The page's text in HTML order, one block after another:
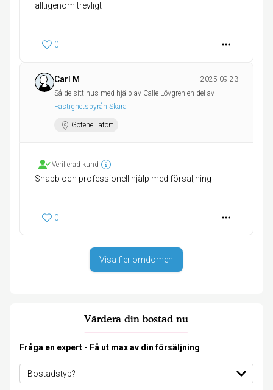
alltigenom trevligt
0
Carl M
2025-09-23
Sålde sitt hus med hjälp av Calle Lövgren en del av
Fastighetsbyrån Skara
Götene Tätort
Verifierad kund
Snabb och professionell hjälp med försäljning
0
Visa fler omdömen
Värdera din bostad nu
Fråga en expert - Få ut max av din försäljning